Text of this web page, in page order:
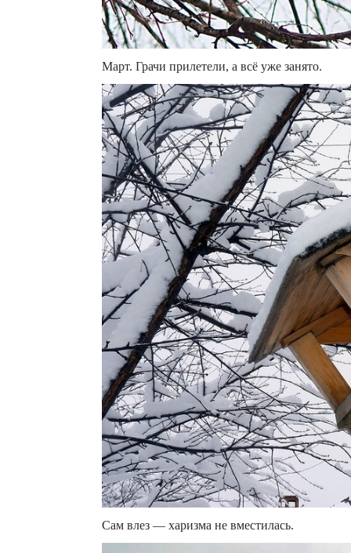
Март. Грачи прилетели, а всё уже занято.
Сам влез — харизма не вместилась.